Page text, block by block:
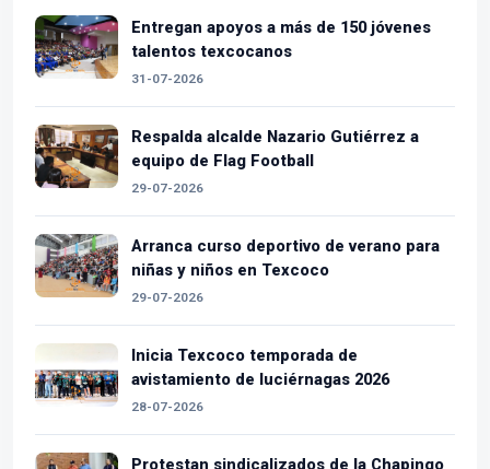
Entregan apoyos a más de 150 jóvenes
talentos texcocanos
31-07-2026
Respalda alcalde Nazario Gutiérrez a
equipo de Flag Football
29-07-2026
Arranca curso deportivo de verano para
niñas y niños en Texcoco
29-07-2026
Inicia Texcoco temporada de
avistamiento de luciérnagas 2026
28-07-2026
Protestan sindicalizados de la Chapingo